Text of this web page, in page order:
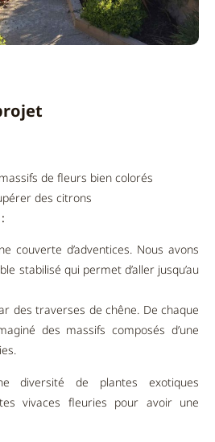
de fleurs bien colorés
des citrons
couverte d’adventices. Nous avons
stabilisé qui permet d’aller jusqu’au
des traverses de chêne. De chaque
des massifs composés d’une
diversité de plantes exotiques
vivaces fleuries pour avoir une